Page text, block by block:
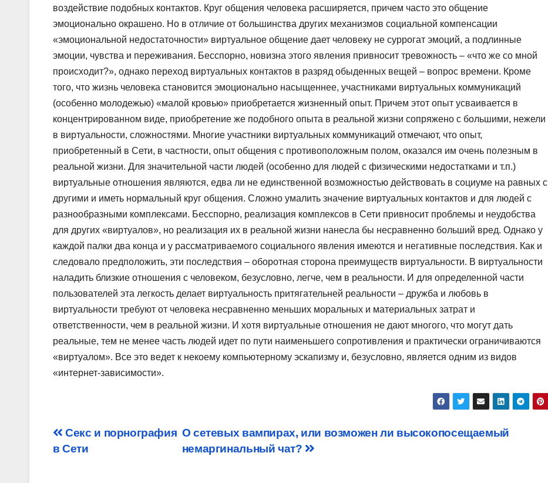
воздействие подобных контактов. Круг общения человека расширяется, причем часто это общение
эмоционально окрашено. Но в отличие от большинства других механизмов социальной компенсации
«эмоциональной недостаточности» виртуальное общение дает человеку не суррогат эмоций, а подлинные
эмоции, чувства и переживания. Бесспорно, новизна этого явления привносит тревожность – «что же со мной
происходит?», однако переход виртуальных контактов в разряд обыденных вещей – вопрос времени. Кроме
того, что жизнь человека становится эмоционально насыщеннее, участниками виртуальных коммуникаций
(особенно молодежью) «малой кровью» приобретается жизненный опыт. Причем этот опыт усваивается в
концентрированном виде, приобретение же подобного опыта в реальной жизни сопряжено с большими, нежели
в виртуальности, сложностями. Многие участники виртуальных коммуникаций отмечают, что опыт,
приобретенный в Сети, в частности, опыт общения с противоположным полом, оказался им очень полезным в
реальной жизни. Для значительной части людей (особенно для людей с физическими недостатками и т.п.)
виртуальные отношения являются, едва ли не единственной возможностью действовать в социуме на равных с
другими и иметь нормальный круг общения. Сложно умалить значение виртуальных контактов и для людей с
разнообразными комплексами. Бесспорно, реализация комплексов в Сети привносит проблемы и неудобства
для других «виртуалов», но реализация их в реальной жизни нанесла бы несравненно больший вред. Однако у
каждой палки два конца и у рассматриваемого социального явления имеются и негативные последствия. Как и
следовало предположить, эти последствия – оборотная сторона преимуществ виртуальности. В виртуальности
наладить близкие отношения с человеком, безусловно, легче, чем в реальности. И для определенной части
пользователей эта легкость делает виртуальность притягательней реальности – дружба и любовь в
виртуальности требуют от человека несравненно меньших моральных и материальных затрат и
ответственности, чем в реальной жизни. И хотя виртуальные отношения не дают многого, что могут дать
реальные, тем не менее часть людей идет по пути наименьшего сопротивления и практически ограничиваются
«виртуалом». Все это ведет к некоему компьютерному эскапизму и, безусловно, является одним из видов
«интернет-зависимости».
Post
О сетевых вампирах, или возможен ли высокопосещаемый
немаргинальный чат?
Секс и порнография
в Сети